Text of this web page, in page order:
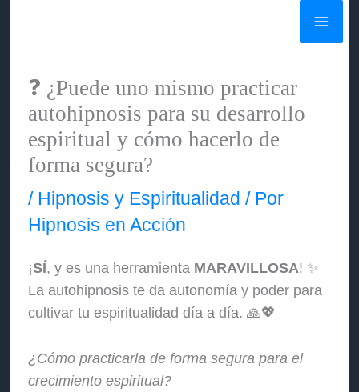
❓ ¿Puede uno mismo practicar
autohipnosis para su desarrollo
espiritual y cómo hacerlo de
forma segura?
/ Hipnosis y Espiritualidad / Por
Hipnosis en Acción
¡SÍ, y es una herramienta MARAVILLOSA! ✨
La autohipnosis te da autonomía y poder para
cultivar tu espiritualidad día a día. 🙏💖
¿Cómo practicarla de forma segura para el
crecimiento espiritual?